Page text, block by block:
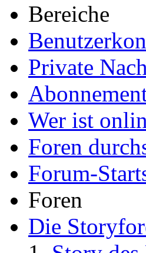
Bereiche
Private
Wer ist
Foren
Forum-
Foren
Die